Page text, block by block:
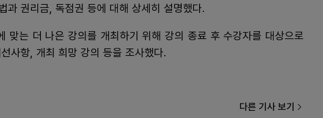
과 권리금, 독점권 등에 대해 상세히 설명했다.
맞는 더 나은 강의를 개최하기 위해 강의 종료 후 수강자를 대상으로
사항, 개최 희망 강의 등을 조사했다.
다른 기사 보기